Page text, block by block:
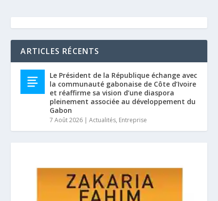
ARTICLES RÉCENTS
Le Président de la République échange avec
la communauté gabonaise de Côte d’Ivoire
et réaffirme sa vision d’une diaspora
pleinement associée au développement du
Gabon
7 Août 2026 |Actualités, Entreprise